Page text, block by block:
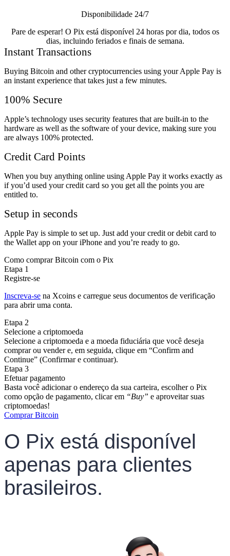
Disponibilidade 24/7
Pare de esperar! O Pix está disponível 24 horas por dia, todos os
dias, incluindo feriados e finais de semana.
Instant Transactions
Buying Bitcoin and other cryptocurrencies using your Apple Pay is
an instant experience that takes just a few minutes.
100% Secure
Apple’s technology uses security features that are built-in to the
hardware as well as the software of your device, making sure you
are always 100% protected.
Credit Card Points
When you buy anything online using Apple Pay it works exactly as
if you’d used your credit card so you get all the points you are
entitled to.
Setup in seconds
Apple Pay is simple to set up. Just add your credit or debit card to
the Wallet app on your iPhone and you’re ready to go.
Como comprar Bitcoin com o Pix
Etapa 1
Registre-se
Inscreva-se na Xcoins e carregue seus documentos de verificação
para abrir uma conta.
Etapa 2
Selecione a criptomoeda
Selecione a criptomoeda e a moeda fiduciária que você deseja
comprar ou vender e, em seguida, clique em “Confirm and
Continue” (Confirmar e continuar).
Etapa 3
Efetuar pagamento
Basta você adicionar o endereço da sua carteira, escolher o Pix
como opção de pagamento, clicar em “Buy” e aproveitar suas
criptomoedas!
Comprar Bitcoin
O Pix está disponível
apenas para clientes
brasileiros.